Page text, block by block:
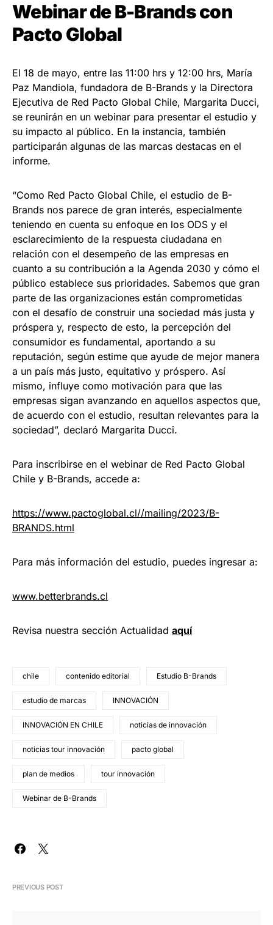
Webinar de B-Brands con
Pacto Global
El 18 de mayo, entre las 11:00 hrs y 12:00 hrs, María
Paz Mandiola, fundadora de B-Brands y la Directora
Ejecutiva de Red Pacto Global Chile, Margarita Ducci,
se reunirán en un webinar para presentar el estudio y
su impacto al público. En la instancia, también
participarán algunas de las marcas destacas en el
informe.
“Como Red Pacto Global Chile, el estudio de B-
Brands nos parece de gran interés, especialmente
teniendo en cuenta su enfoque en los ODS y el
esclarecimiento de la respuesta ciudadana en
relación con el desempeño de las empresas en
cuanto a su contribución a la Agenda 2030 y cómo el
público establece sus prioridades. Sabemos que gran
parte de las organizaciones están comprometidas
con el desafío de construir una sociedad más justa y
próspera y, respecto de esto, la percepción del
consumidor es fundamental, aportando a su
reputación, según estime que ayude de mejor manera
a un país más justo, equitativo y próspero. Así
mismo, influye como motivación para que las
empresas sigan avanzando en aquellos aspectos que,
de acuerdo con el estudio, resultan relevantes para la
sociedad”, declaró Margarita Ducci.
Para inscribirse en el webinar de Red Pacto Global
Chile y B-Brands, accede a:
https://www.pactoglobal.cl//mailing/2023/B-
BRANDS.html
Para más información del estudio, puedes ingresar a:
www.betterbrands.cl
Revisa nuestra sección Actualidad aquí
chile contenido editorial Estudio B-Brands
estudio de marcas INNOVACIÓN
INNOVACIÓN EN CHILE noticias de innovación
noticias tour innovación pacto global
plan de medios tour innovación
Webinar de B-Brands
PREVIOUS POST